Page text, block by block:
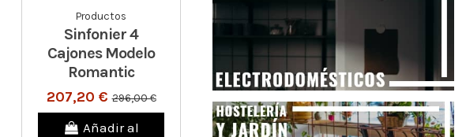
Productos
Sinfonier 4
Cajones Modelo
Romantic
207,20 €296,00 €
Añadir al